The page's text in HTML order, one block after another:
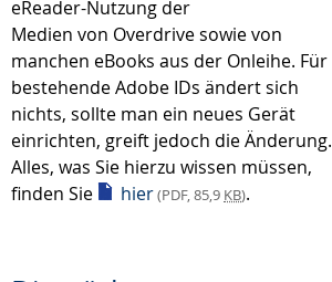
eReader-Nutzung der
Medien von Overdrive sowie von
manchen eBooks aus der Onleihe. Für
bestehende Adobe IDs ändert sich
nichts, sollte man ein neues Gerät
einrichten, greift jedoch die Änderung.
Alles, was Sie hierzu wissen müssen,
finden Sie
hier(PDF, 85,9 KB).